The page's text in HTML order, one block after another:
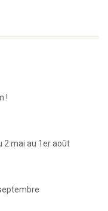
!
2 mai au 1er août